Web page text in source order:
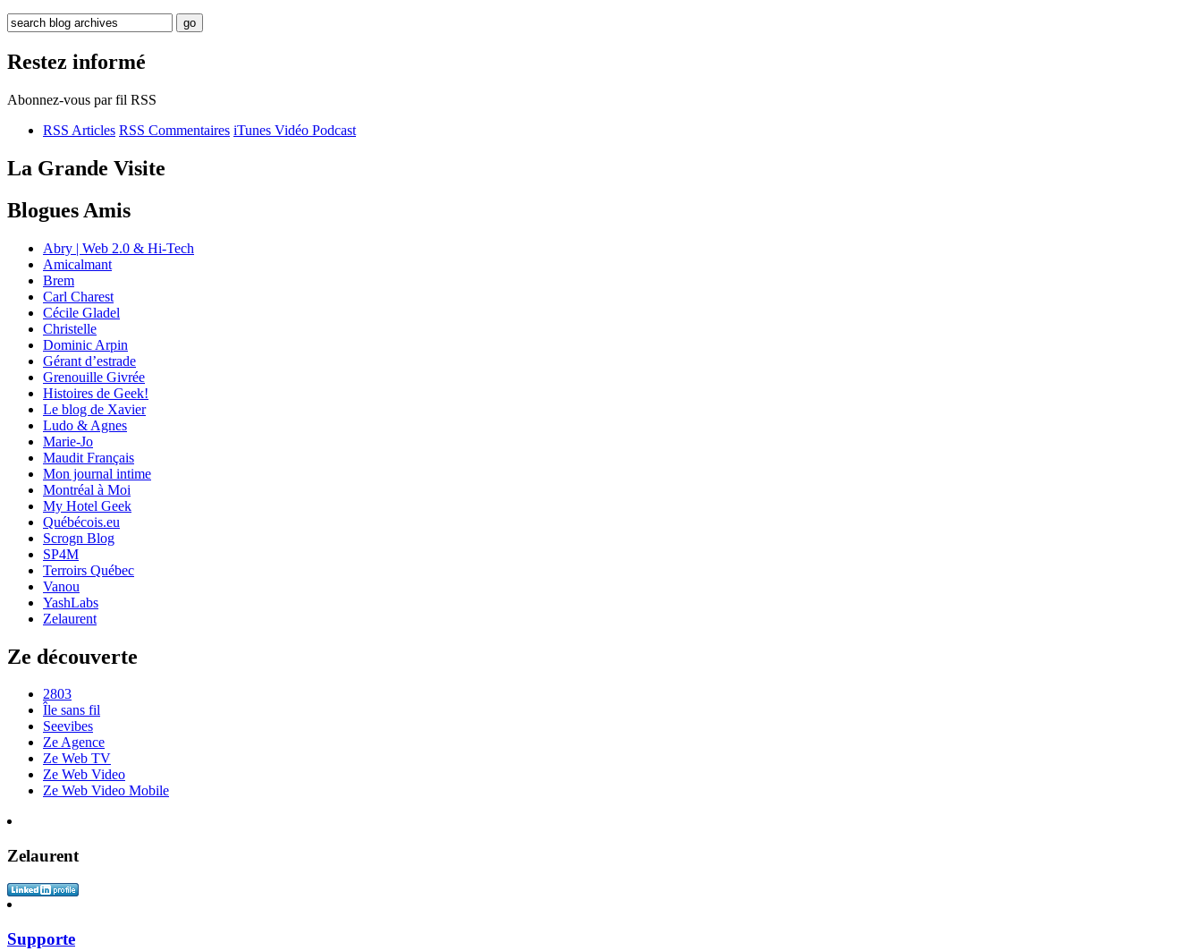
Restez informé
Abonnez-vous par fil RSS
RSS Articles RSS Commentaires iTunes Vidéo Podcast
La Grande Visite
Blogues Amis
Abry | Web 2.0 & Hi-Tech
Amicalmant
Brem
Carl Charest
Cécile Gladel
Christelle
Dominic Arpin
Gérant d’estrade
Grenouille Givrée
Histoires de Geek!
Le blog de Xavier
Ludo & Agnes
Marie-Jo
Maudit Français
Mon journal intime
Montréal à Moi
My Hotel Geek
Québécois.eu
Scrogn Blog
SP4M
Terroirs Québec
Vanou
YashLabs
Zelaurent
Ze découverte
2803
Île sans fil
Seevibes
Ze Agence
Ze Web TV
Ze Web Video
Ze Web Video Mobile
Zelaurent
Supporte